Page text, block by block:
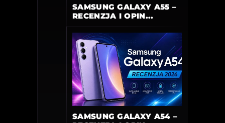
SAMSUNG GALAXY A55 –
RECENZJA I OPIN...
SAMSUNG GALAXY A54 –